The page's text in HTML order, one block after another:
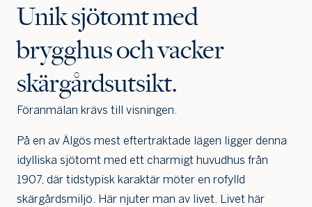
Unik sjötomt med
brygghus och vacker
skärgårdsutsikt.
Föranmälan krävs till visningen.
På en av Älgös mest eftertraktade lägen ligger denna
idylliska sjötomt med ett charmigt huvudhus från
1907, där tidstypisk karaktär möter en rofylld
skärgårdsmiljö. Här njuter man av livet. Livet här